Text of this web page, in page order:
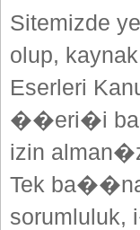
Sitemizde
olup,
Eserleri
��eri�i
izin
Tek